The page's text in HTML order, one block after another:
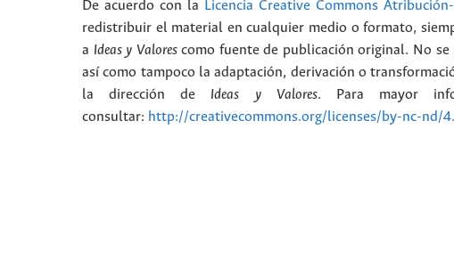
De acuerdo con la Licencia Creative Commons
redistribuir el material en cualquier medio o formato,
a Ideas y Valorescomo fuente de publicación original. No
así como tampoco la adaptación, derivación o
la dirección de Ideas y Valores. Para mayor
consultar: http://creativecommons.org/licenses/by-nc-nd/